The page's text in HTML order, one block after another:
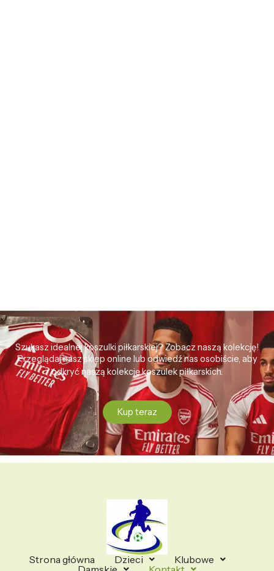
Szukasz idealnej koszulki piłkarskiej? Zobacz naszą kolekcję!
Przeglądaj nasz sklep online lub odwiedź nas osobiście, aby
odkryć naszą kolekcję koszulek piłkarskich.
Kup teraz
Strona główna Dzieci
Klubowe